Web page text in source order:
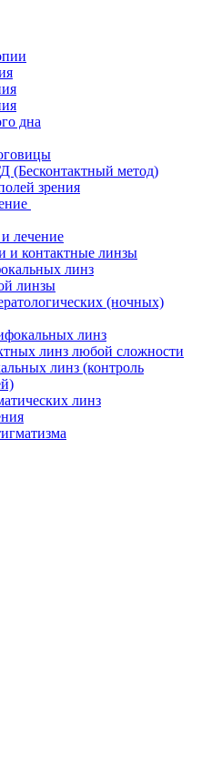
дна
(Бесконтактный метод)
зрения
лечение
и контактные линзы
линз
линзы
(ночных)
линз
линз любой сложности
линз (контроль
линз